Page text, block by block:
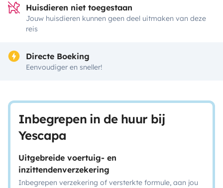
Huisdieren niet toegestaan
Jouw huisdieren kunnen geen deel uitmaken van deze
reis
Directe Boeking
Eenvoudiger en sneller!
Inbegrepen in de huur bij
Yescapa
Uitgebreide voertuig- en
inzittendenverzekering
Inbegrepen verzekering of versterkte formule, aan jou